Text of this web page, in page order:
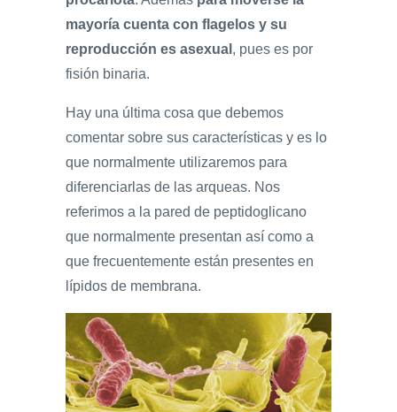
mayoría cuenta con flagelos y su
reproducción es asexual , pues es por
fisión binaria.
Hay una última cosa que debemos
comentar sobre sus características y es lo
que normalmente utilizaremos para
diferenciarlas de las arqueas. Nos
referimos a la pared de peptidoglicano
que normalmente presentan así como a
que frecuentemente están presentes en
lípidos de membrana.